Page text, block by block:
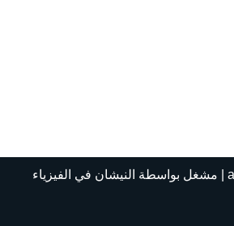
| مشغل بواسطة النيشان في الفيزياء